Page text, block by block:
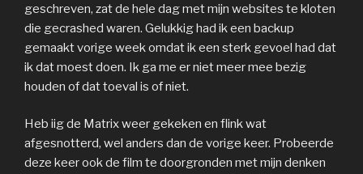
geschreven, zat de hele dag met mijn websites te kloten
die gecrashed waren. Gelukkig had ik een backup
gemaakt vorige week omdat ik een sterk gevoel had dat
ik dat moest doen. Ik ga me er niet meer mee bezig
houden of dat toeval is of niet.
Heb iig de Matrix weer gekeken en flink wat
afgesnotterd, wel anders dan de vorige keer. Probeerde
deze keer ook de film te doorgronden met mijn denken